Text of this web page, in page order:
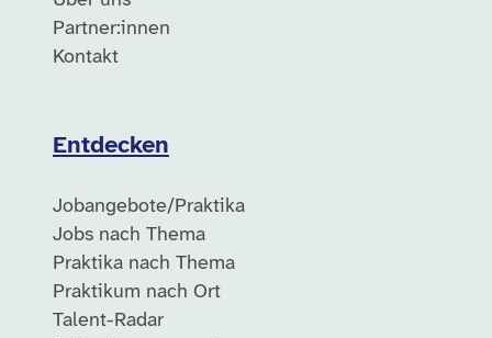
Partner:innen
Kontakt
Entdecken
Jobangebote/Praktika
Jobs nach Thema
Praktika nach Thema
Praktikum nach Ort
Talent-Radar